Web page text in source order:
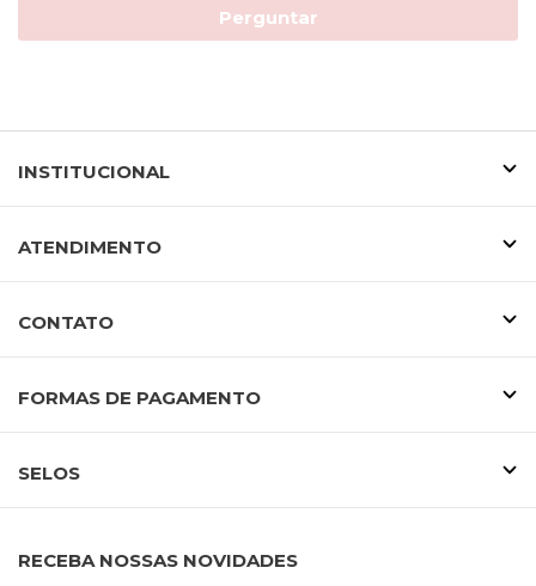
Perguntar
INSTITUCIONAL
ATENDIMENTO
CONTATO
FORMAS DE PAGAMENTO
SELOS
RECEBA NOSSAS NOVIDADES